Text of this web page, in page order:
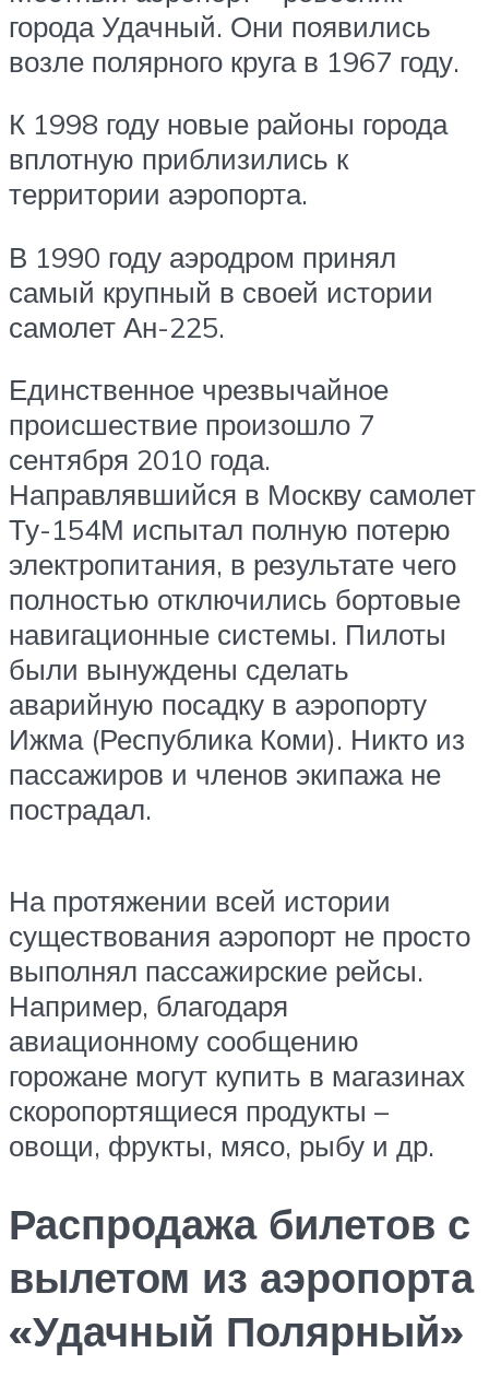
города Удачный. Они появились
возле полярного круга в 1967 году.
К 1998 году новые районы города
вплотную приблизились к
территории аэропорта.
В 1990 году аэродром принял
самый крупный в своей истории
самолет Ан-225.
Единственное чрезвычайное
происшествие произошло 7
сентября 2010 года.
Направлявшийся в Москву самолет
Ту-154М испытал полную потерю
электропитания, в результате чего
полностью отключились бортовые
навигационные системы. Пилоты
были вынуждены сделать
аварийную посадку в аэропорту
Ижма (Республика Коми). Никто из
пассажиров и членов экипажа не
пострадал.
На протяжении всей истории
существования аэропорт не просто
выполнял пассажирские рейсы.
Например, благодаря
авиационному сообщению
горожане могут купить в магазинах
скоропортящиеся продукты –
овощи, фрукты, мясо, рыбу и др.
Распродажа билетов с
вылетом из аэропорта
«Удачный Полярный»